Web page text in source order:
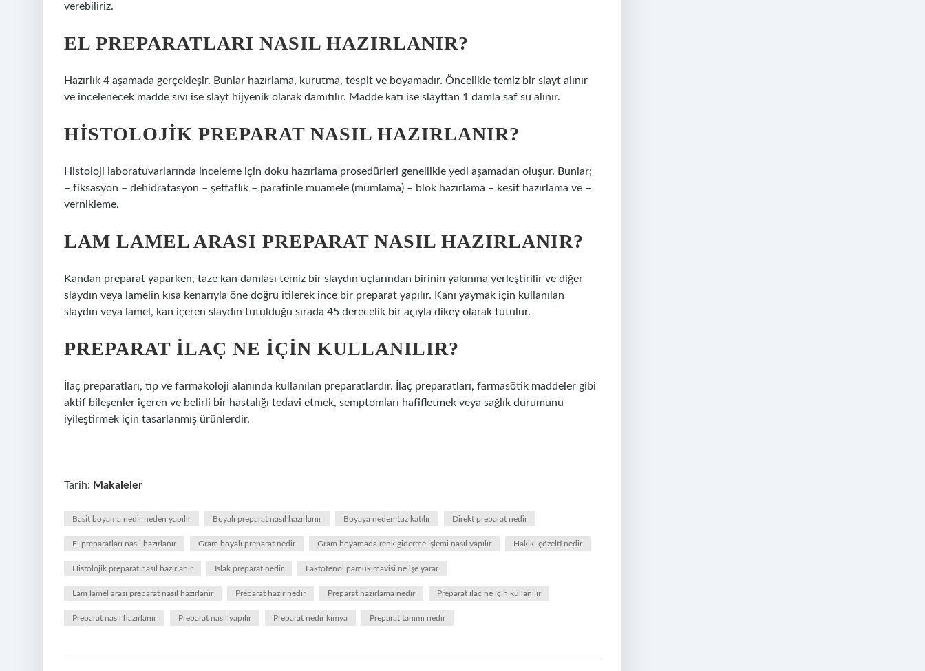
verebiliriz.
EL PREPARATLARI NASIL HAZIRLANIR?
Hazırlık 4 aşamada gerçekleşir. Bunlar hazırlama, kurutma, tespit ve boyamadır. Öncelikle temiz bir slayt alınır
ve incelenecek madde sıvı ise slayt hijyenik olarak damıtılır. Madde katı ise slayttan 1 damla saf su alınır.
HISTOLOJIK PREPARAT NASIL HAZIRLANIR?
Histoloji laboratuvarlarında inceleme için doku hazırlama prosedürleri genellikle yedi aşamadan oluşur. Bunlar;
– fiksasyon – dehidratasyon – şeffaflık – parafinle muamele (mumlama) – blok hazırlama – kesit hazırlama ve –
vernikleme.
LAM LAMEL ARASI PREPARAT NASIL HAZIRLANIR?
Kandan preparat yaparken, taze kan damlası temiz bir slaydın uçlarından birinin yakınına yerleştirilir ve diğer
slaydın veya lamelin kısa kenarıyla öne doğru itilerek ince bir preparat yapılır. Kanı yaymak için kullanılan
slaydın veya lamel, kan içeren slaydın tutulduğu sırada 45 derecelik bir açıyla dikey olarak tutulur.
PREPARAT ILAÇ NE IÇIN KULLANILIR?
İlaç preparatları, tıp ve farmakoloji alanında kullanılan preparatlardır. İlaç preparatları, farmasötik maddeler gibi
aktif bileşenler içeren ve belirli bir hastalığı tedavi etmek, semptomları hafifletmek veya sağlık durumunu
iyileştirmek için tasarlanmış ürünlerdir.
Tarih: Makaleler
Basit boyama nedir neden yapılır Boyalı preparat nasıl hazırlanır Boyaya neden tuz katılır Direkt preparat nedir
El preparatları nasıl hazırlanır Gram boyalı preparat nedir Gram boyamada renk giderme işlemi nasıl yapılır Hakiki çözelti nedir
Histolojik preparat nasıl hazırlanır Islak preparat nedir Laktofenol pamuk mavisi ne işe yarar
Lam lamel arası preparat nasıl hazırlanır Preparat hazır nedir Preparat hazırlama nedir Preparat ilaç ne için kullanılır
Preparat nasıl hazırlanır Preparat nasıl yapılır Preparat nedir kimya Preparat tanımı nedir